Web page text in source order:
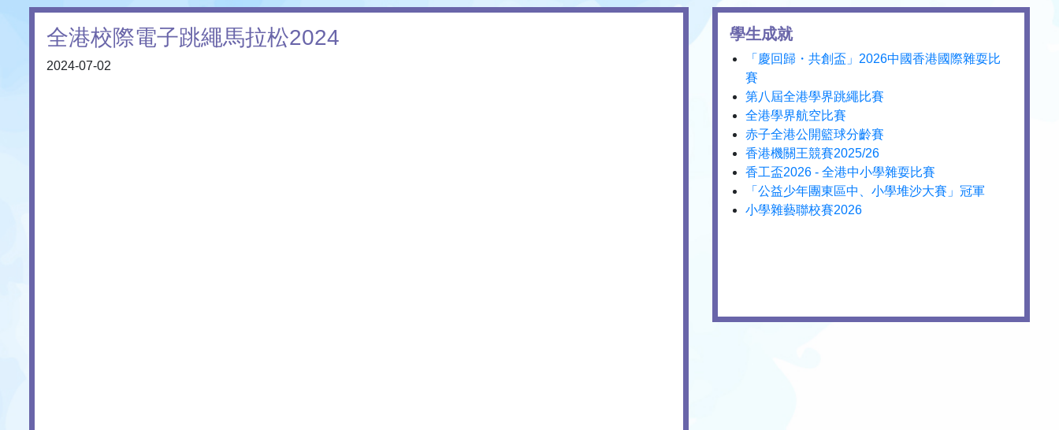
全港校際電子跳繩馬拉松2024
2024-07-02
學生成就
「慶回歸・共創盃」2026中國香港國際雜耍比
賽
第八屆全港學界跳繩比賽
全港學界航空比賽
赤子全港公開籃球分齡賽
香港機關王競賽2025/26
香工盃2026 - 全港中小學雜耍比賽
「公益少年團東區中、小學堆沙大賽」冠軍
小學雜藝聯校賽2026